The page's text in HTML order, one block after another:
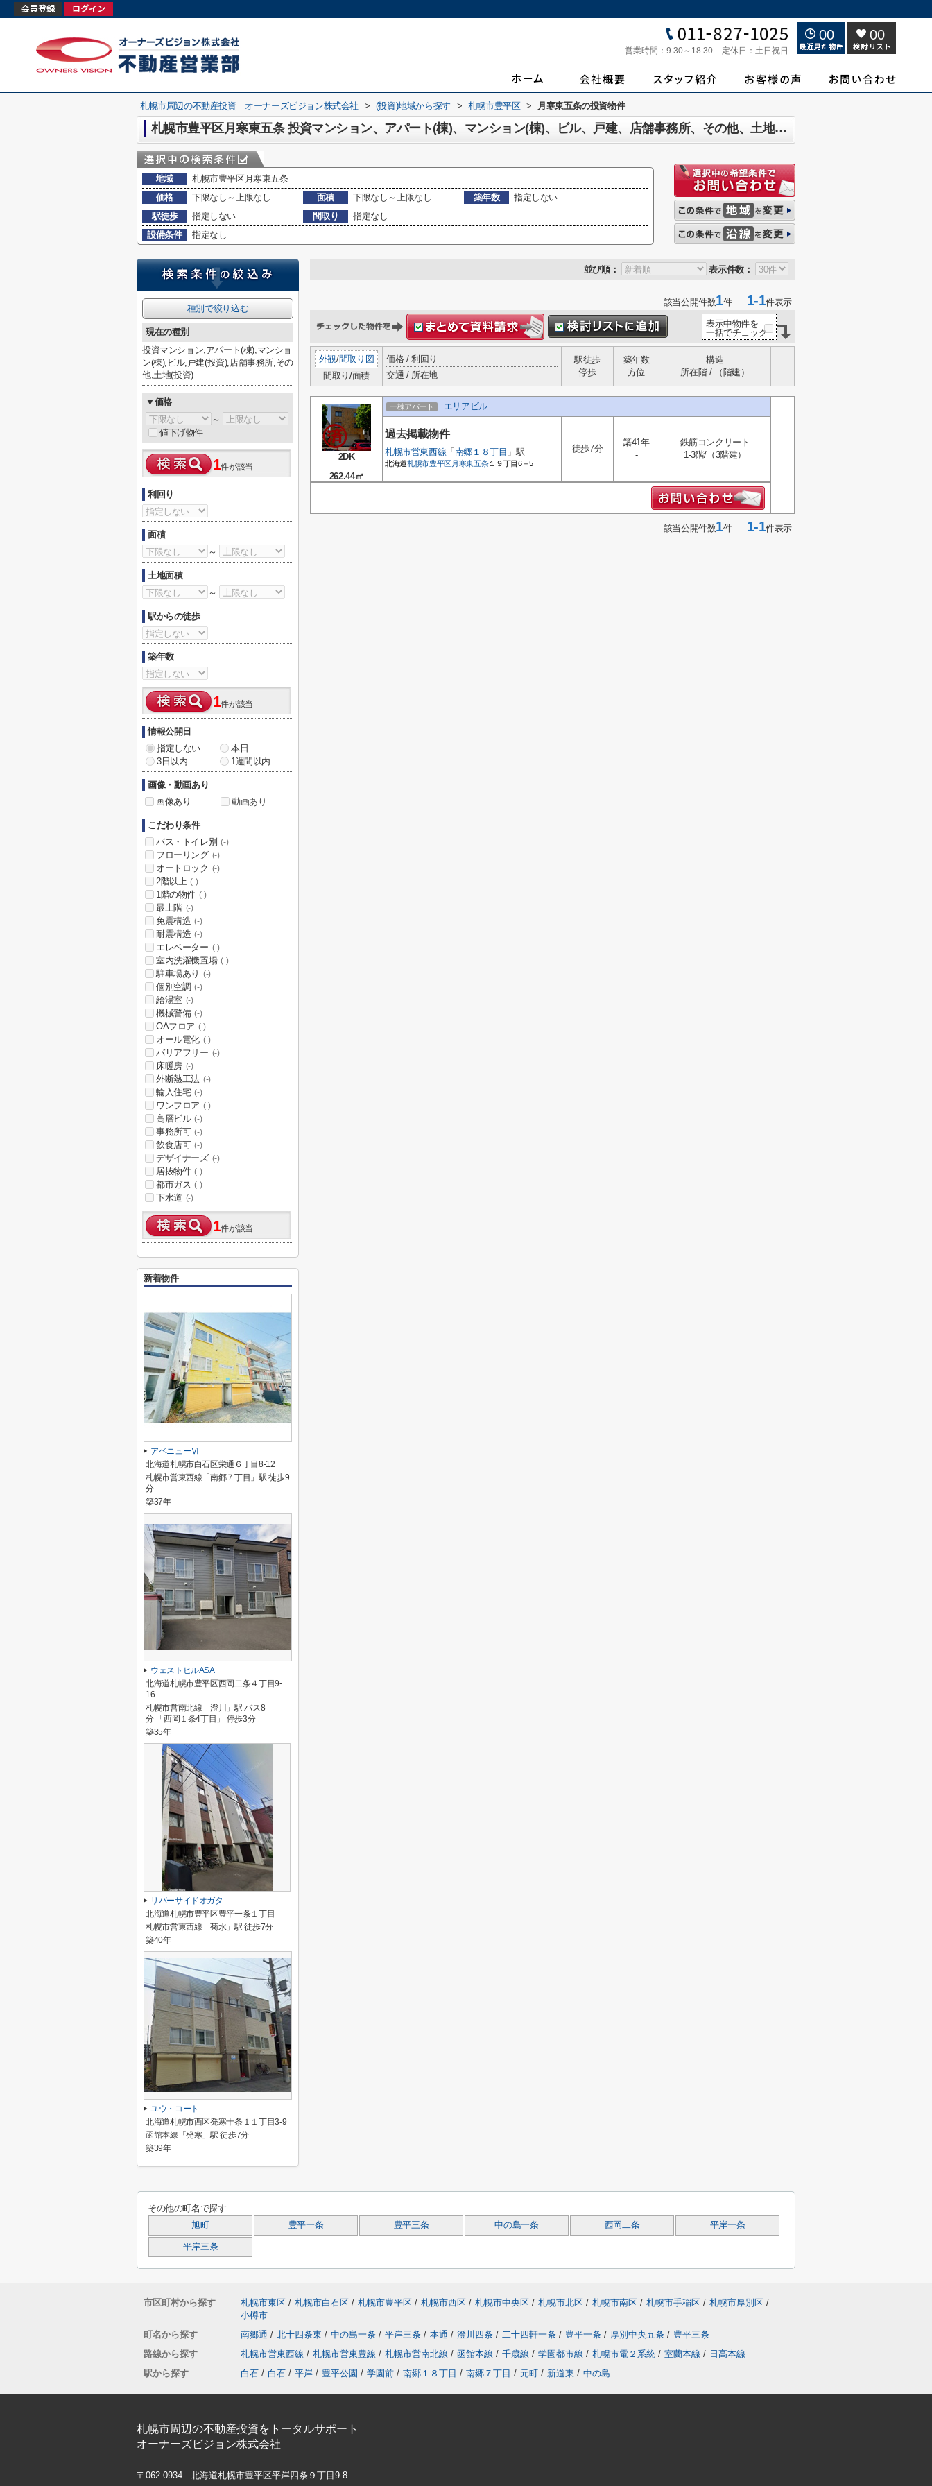
営業時間： 9:30～18:30 定休日： 土日祝日
00 00
札幌市周辺の不動産投資｜オーナーズビジョン株式会社 > (投資)地域から探す > 札幌市豊平区 > 月寒東五条の投資物件
札幌市豊平区月寒東五条 投資マンション、アパート(棟)、マンション(棟)、ビル、戸建、店舗事務所、その他、土地一覧
地域
札幌市豊平区月寒東五条
価格
下限なし～上限なし 面積 下限なし～上限なし 築年数
指定しない
駅徒歩
指定しない 間取り
指定なし
設備条件
指定なし
並び順： 表示件数：
該当公開件数1件1-1件表示
表示中物件を
一括でチェック
外観/間取り図
間取り/面積
価格 / 利回り
交通 / 所在地
駅徒歩
停歩
築年数
方位
構造
所在階 / （階建）
2DK
262.44㎡
一棟アパート エリアビル
過去掲載物件
札幌市営東西線 「 南郷１８丁目 」駅
北海道札幌市豊平区月寒東五条１９丁目6－5
徒歩7分
築41年
-
鉄筋コンクリート
1-3階/（3階建）
該当公開件数1件1-1件表示
種別で絞り込む
現在の種別
投資マンション,アパート(棟),マンショ
ン(棟),ビル,戸建(投資),店舗事務所,その
他,土地(投資)
▼価格
～
値下げ物件
1件が該当
利回り
面積
～
土地面積
～
駅からの徒歩
築年数
1件が該当
情報公開日
指定しない
本日
3日以内
1週間以内
画像・動画あり
画像あり
動画あり
こだわり条件
バス・トイレ別
(-)
フローリング (-)
オートロック (-)
2階以上 (-)
1階の物件 (-)
最上階 (-)
免震構造 (-)
耐震構造 (-)
エレベーター (-)
室内洗濯機置場 (-)
駐車場あり (-)
個別空調 (-)
給湯室 (-)
機械警備 (-)
OAフロア (-)
オール電化 (-)
バリアフリー (-)
床暖房 (-)
外断熱工法 (-)
輸入住宅 (-)
ワンフロア (-)
高層ビル (-)
事務所可 (-)
飲食店可 (-)
デザイナーズ (-)
居抜物件 (-)
都市ガス (-)
下水道 (-)
1件が該当
新着物件
アベニューⅥ
北海道札幌市白石区栄通６丁目8-12
札幌市営東西線「南郷７丁目」駅 徒歩9
分
築37年
ウェストヒルASA
北海道札幌市豊平区西岡二条４丁目9-
16
札幌市営南北線「澄川」駅 バス8
分 「西岡１条4丁目」 停歩3分
築35年
リバーサイドオガタ
北海道札幌市豊平区豊平一条１丁目
札幌市営東西線「菊水」駅 徒歩7分
築40年
ユウ・コート
北海道札幌市西区発寒十条１１丁目3-9
函館本線「発寒」駅 徒歩7分
築39年
その他の町名で探す
旭町 豊平一条 豊平三条 中の島一条 西岡二条 平岸一条
平岸三条
市区町村から探す 札幌市東区 / 札幌市白石区 / 札幌市豊平区 / 札幌市西区 / 札幌市中央区 / 札幌市北区 / 札幌市南区 / 札幌市手稲区 / 札幌市厚別区 /
小樽市
町名から探す
南郷通 / 北十四条東 / 中の島一条 / 平岸三条 / 本通 / 澄川四条 / 二十四軒一条 / 豊平一条 / 厚別中央五条 / 豊平三条
路線から探す
札幌市営東西線 / 札幌市営東豊線 / 札幌市営南北線 / 函館本線 / 千歳線 / 学園都市線 / 札幌市電２系統 / 室蘭本線 / 日高本線
駅から探す
白石 / 白石 / 平岸 / 豊平公園 / 学園前 / 南郷１８丁目 / 南郷７丁目 / 元町 / 新道東 / 中の島
札幌市周辺の不動産投資をトータルサポート
オーナーズビジョン株式会社
〒062-0934 北海道札幌市豊平区平岸四条９丁目9-8